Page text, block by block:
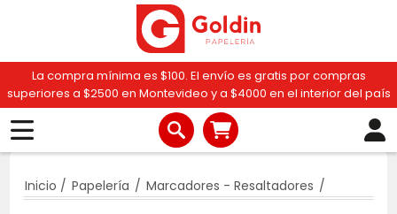
La compra mínima es $100. El envío es gratis por compras
superiores a $2500 en Montevideo y a $4000 en el interior del país
Inicio / Papelería / Marcadores - Resaltadores /